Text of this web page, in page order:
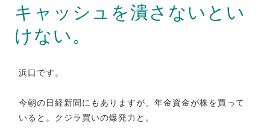
キャッシュを潰さないとい
けない。
浜口です。
今朝の日経新聞にもありますが、年金資金が株を買って
いると。クジラ買いの爆発力と。